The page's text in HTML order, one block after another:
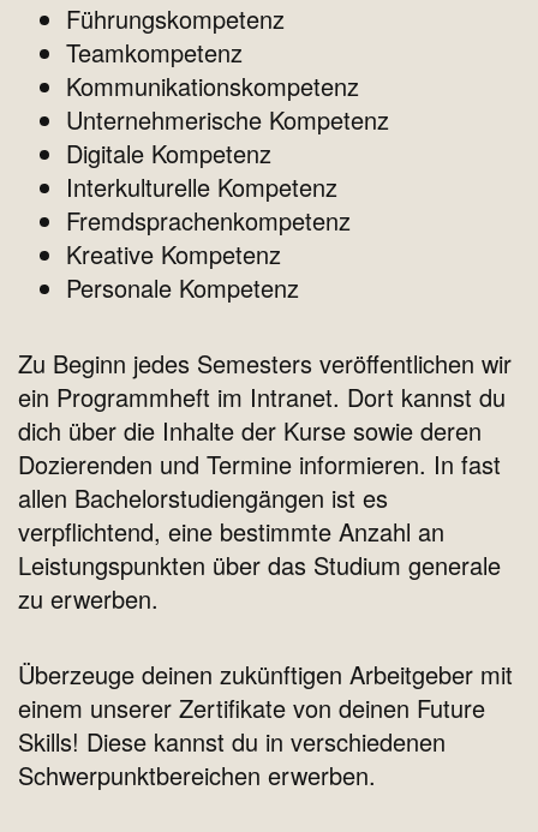
Führungskompetenz
Teamkompetenz
Kommunikationskompetenz
Unternehmerische Kompetenz
Digitale Kompetenz
Interkulturelle Kompetenz
Fremdsprachenkompetenz
Kreative Kompetenz
Personale Kompetenz
Zu Beginn jedes Semesters veröffentlichen wir
ein Programmheft im Intranet. Dort kannst du
dich über die Inhalte der Kurse sowie deren
Dozierenden und Termine informieren. In fast
allen Bachelorstudiengängen ist es
verpflichtend, eine bestimmte Anzahl an
Leistungspunkten über das Studium generale
zu erwerben.
Überzeuge deinen zukünftigen Arbeitgeber mit
einem unserer Zertifikate von deinen Future
Skills! Diese kannst du in verschiedenen
Schwerpunktbereichen erwerben.